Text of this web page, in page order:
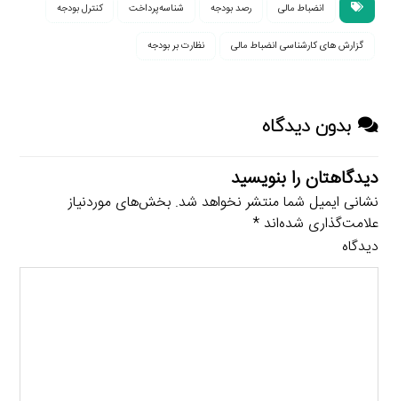
انضباط مالی رصد بودجه شناسه‌پرداخت کنترل بودجه
گزارش های کارشناسی انضباط مالی نظارت بر بودجه
بدون دیدگاه
دیدگاهتان را بنویسید
نشانی ایمیل شما منتشر نخواهد شد. بخش‌های موردنیاز
علامت‌گذاری شده‌اند*
دیدگاه